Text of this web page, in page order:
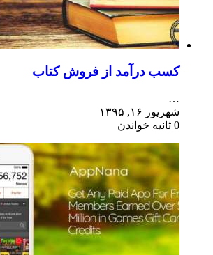
کسب درآمد از فروش کتاب
…
شهریور ۱۶, ۱۳۹۵
0 ثانیه خواندن